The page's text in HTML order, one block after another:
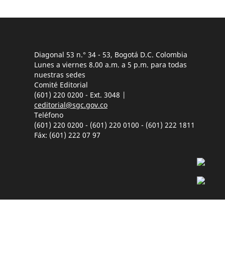
Diagonal 53 n.° 34 - 53, Bogotá D.C. Colombia
Lunes a viernes 8.00 a.m. a 5 p.m. para todas
nuestras sedes
Comité Editorial
(601) 220 0200 - Ext. 3048 |
ceditorial@sgc.gov.co
Teléfono
(601) 220 0200 - (601) 220 0100 - (601) 222 1811
Fáx: (601) 222 07 97